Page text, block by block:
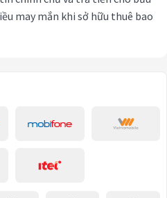
may mắn khi sở hữu thuê bao